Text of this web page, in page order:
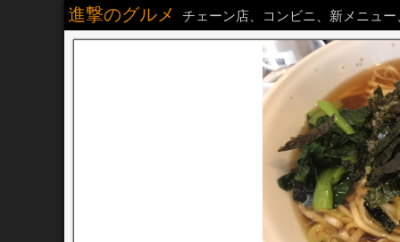
進撃のグルメ チェーン店、コンビニ、新メニュ